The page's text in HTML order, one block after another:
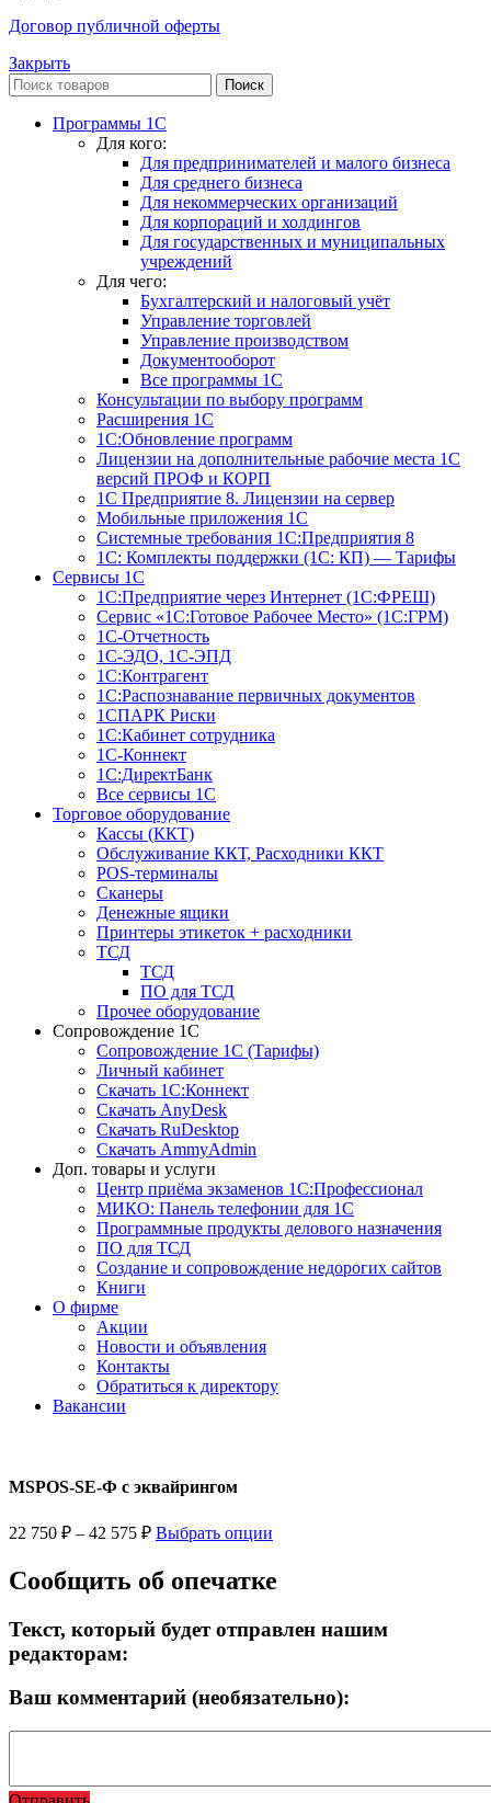
Договор публичной оферты
Закрыть
Поиск
Программы 1С
Для кого:
Для предпринимателей и малого бизнеса
Для среднего бизнеса
Для некоммерческих организаций
Для корпораций и холдингов
Для государственных и муниципальных
учреждений
Для чего:
Бухгалтерский и налоговый учёт
Управление торговлей
Управление производством
Документооборот
Все программы 1С
Консультации по выбору программ
Расширения 1С
1С:Обновление программ
Лицензии на дополнительные рабочие места 1С
версий ПРОФ и КОРП
1С Предприятие 8. Лицензии на сервер
Мобильные приложения 1С
Системные требования 1С:Предприятия 8
1С: Комплекты поддержки (1С: КП) — Тарифы
Сервисы 1С
1С:Предприятие через Интернет (1С:ФРЕШ)
Сервис «1С:Готовое Рабочее Место» (1С:ГРМ)
1С-Отчетность
1С-ЭДО, 1С-ЭПД
1С:Контрагент
1С:Распознавание первичных документов
1СПАРК Риски
1С:Кабинет сотрудника
1С-Коннект
1С:ДиректБанк
Все сервисы 1С
Торговое оборудование
Кассы (ККТ)
Обслуживание ККТ, Расходники ККТ
POS-терминалы
Сканеры
Денежные ящики
Принтеры этикеток + расходники
ТСД
ТСД
ПО для ТСД
Прочее оборудование
Сопровождение 1С
Сопровождение 1С (Тарифы)
Личный кабинет
Скачать 1С:Коннект
Скачать AnyDesk
Скачать RuDesktop
Скачать AmmyAdmin
Доп. товары и услуги
Центр приёма экзаменов 1С:Профессионал
МИКО: Панель телефонии для 1С
Программные продукты делового назначения
ПО для ТСД
Создание и сопровождение недорогих сайтов
Книги
О фирме
Акции
Новости и объявления
Контакты
Обратиться к директору
Вакансии
MSPOS-SE-Ф с эквайрингом
22 750 ₽ – 42 575 ₽ Выбрать опции
Сообщить об опечатке
Текст, который будет отправлен нашим
редакторам:
Ваш комментарий (необязательно):